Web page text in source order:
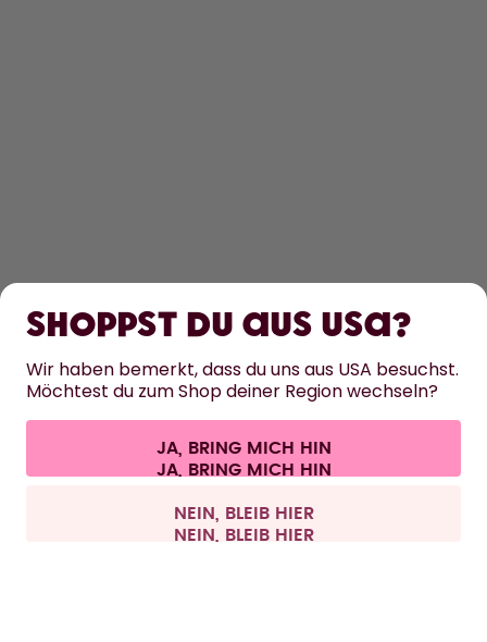
KONTAKT
Cookie-Einstellungen AGB Datenschutz
Alle Preise sind inklusive Mehrwertsteuer und zzgl. Versandkosten.
Shoppst du aus USA?
Wir haben bemerkt, dass du uns aus USA besuchst.
Möchtest du zum Shop deiner Region wechseln?
JA, BRING MICH HIN
NEIN, BLEIB HIER